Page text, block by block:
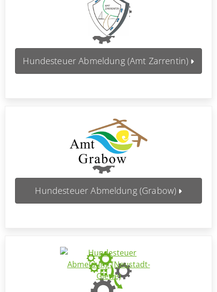
Hundesteuer Abmeldung (Amt Zarrentin)
Hundesteuer Abmeldung (Grabow)